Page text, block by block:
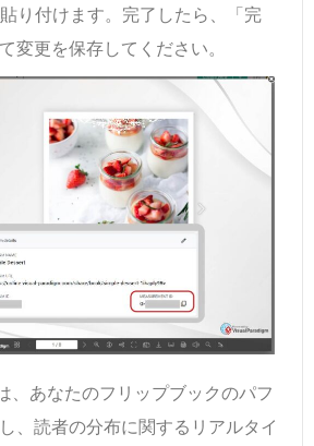
り付けます。完了したら、「完
変更を保存してください。
、あなたのフリップブックのパフ
、読者の分布に関するリアルタイ